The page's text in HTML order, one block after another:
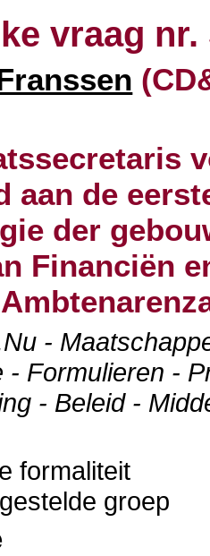
vraag nr.
aan de
der
Financiën
-
- Formulieren -
- Beleid -
formaliteit
groep